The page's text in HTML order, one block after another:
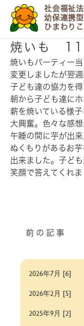
社会福祉
幼保連携
ひまわり
2019/11/07
焼いも 11
焼いもパーティ
変更しましたが翌
子ども達の協力を
朝から子ども達に
薪を焼いている様
大興奮。色々な感想
午睡の間に芋が出
ぬくもりがあるお
出来ました。子ど
笑顔で答えてくれま
前の記事
2026年7月 [6]
2026年2月 [5]
2025年9月 [2]